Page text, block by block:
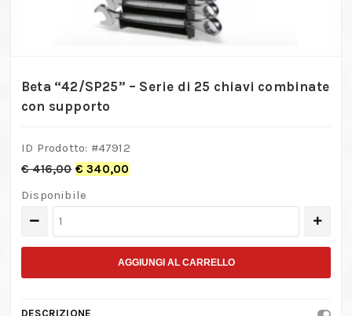
Beta “42/SP25” – Serie di 25 chiavi combinate
con supporto
ID Prodotto: #47912
€416,00 € 340,00
Disponibile
"42/SP25"
Serie
AGGIUNGI AL CARRELLO
DESCRIZIONE